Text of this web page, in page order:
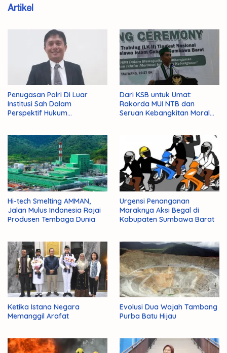
Artikel
Penugasan Polri Di Luar
Institusi Sah Dalam
Perspektif Hukum
Dari KSB untuk Umat:
Rakorda MUI NTB dan
Seruan Kebangkitan Moral
Hi-tech Smelting AMMAN,
Jalan Mulus Indonesia Rajai
Produsen Tembaga Dunia
Urgensi Penanganan
Maraknya Aksi Begal di
Kabupaten Sumbawa Barat
Ketika Istana Negara
Memanggil Arafat
Evolusi Dua Wajah Tambang
Purba Batu Hijau